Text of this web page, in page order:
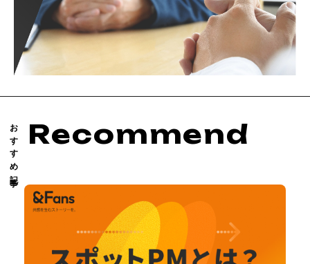
おすすめ記事 Recommend